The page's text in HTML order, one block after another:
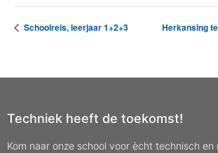
Schoolreis, leerjaar 1+2+3 Herkansing
Techniek heeft de toekomst!
Kom naar onze school voor ècht technisch en